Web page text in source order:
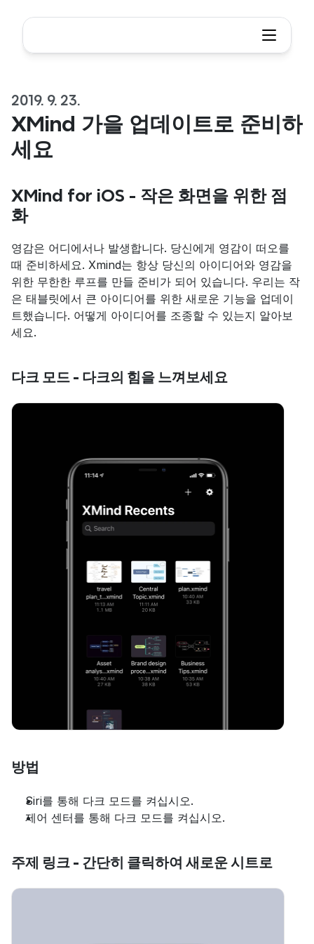
2019. 9. 23.
XMind 가을 업데이트로 준비하
세요
XMind for iOS - 작은 화면을 위한 점
화
영감은 어디에서나 발생합니다. 당신에게 영감이 떠오를
때 준비하세요. Xmind는 항상 당신의 아이디어와 영감을
위한 무한한 루프를 만들 준비가 되어 있습니다. 우리는 작
은 태블릿에서 큰 아이디어를 위한 새로운 기능을 업데이
트했습니다. 어떻게 아이디어를 조종할 수 있는지 알아보
세요.
다크 모드 - 다크의 힘을 느껴보세요
방법
Siri를 통해 다크 모드를 켜십시오.
제어 센터를 통해 다크 모드를 켜십시오.
주제 링크 - 간단히 클릭하여 새로운 시트로